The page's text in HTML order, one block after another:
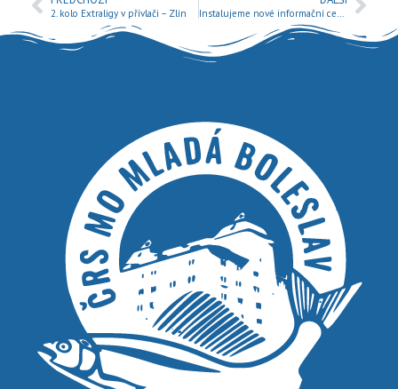
2. kolo Extraligy v přívlači – Zlín Instalujeme nové informační cedule a popis revírů.